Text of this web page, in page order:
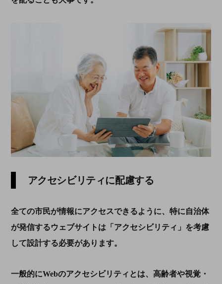
アクセシビリティに配慮する
全ての市民が情報にアクセスできるように、特に自治体
が発信するウェブサイトは「アクセシビリティ」を考慮
して設計する必要があります。
一般的にWebのアクセシビリティとは、高齢者や視覚・